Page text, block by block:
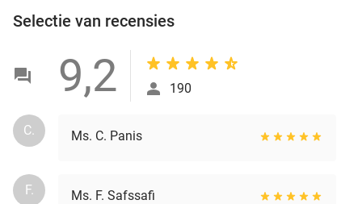
Selectie van recensies
9,2 190
C. Ms. C. Panis
F. Ms. F. Safssafi